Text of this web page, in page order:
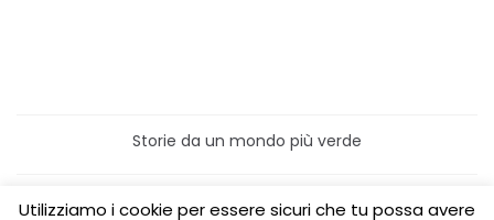
Storie da un mondo più verde
Home
Turismo sostenibile
Utilizziamo i cookie per essere sicuri che tu possa avere